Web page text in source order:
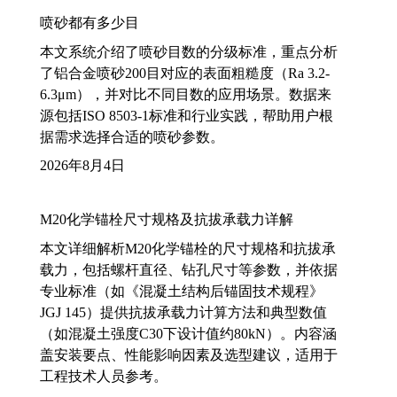
喷砂都有多少目
本文系统介绍了喷砂目数的分级标准，重点分析
了铝合金喷砂200目对应的表面粗糙度（Ra 3.2-
6.3μm），并对比不同目数的应用场景。数据来
源包括ISO 8503-1标准和行业实践，帮助用户根
据需求选择合适的喷砂参数。
2026年8月4日
M20化学锚栓尺寸规格及抗拔承载力详解
本文详细解析M20化学锚栓的尺寸规格和抗拔承
载力，包括螺杆直径、钻孔尺寸等参数，并依据
专业标准（如《混凝土结构后锚固技术规程》
JGJ 145）提供抗拔承载力计算方法和典型数值
（如混凝土强度C30下设计值约80kN）。内容涵
盖安装要点、性能影响因素及选型建议，适用于
工程技术人员参考。